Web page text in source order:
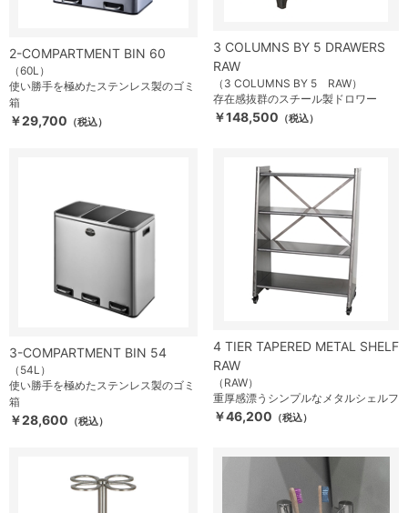
2-COMPARTMENT BIN 60
（60L）
使い勝手を極めたステンレス製のゴミ
箱
￥29,700 （税込）
3 COLUMNS BY 5 DRAWERS
RAW
（3 COLUMNS BY 5 RAW）
存在感抜群のスチール製ドロワー
￥148,500 （税込）
3-COMPARTMENT BIN 54
（54L）
使い勝手を極めたステンレス製のゴミ
箱
￥28,600 （税込）
4 TIER TAPERED METAL SHELF
RAW
（RAW）
重厚感漂うシンプルなメタルシェルフ
￥46,200 （税込）